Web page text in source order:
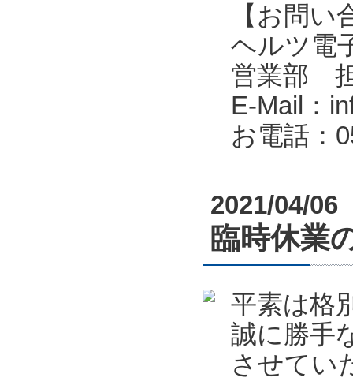
【お問い
ヘルツ電
営業部
E-Mail：
お電話：
2021/04/06
臨時休業
平素は格
誠に勝手
させてい